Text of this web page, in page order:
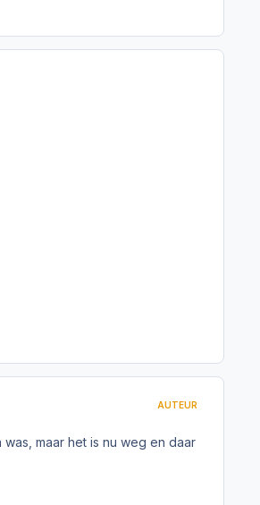
AUTEUR
maar het is nu weg en daar